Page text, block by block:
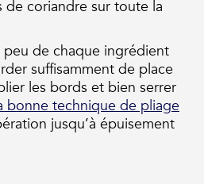
de coriandre sur toute la
de chaque ingrédient
suffisamment de place
les bords et bien serrer
bonne technique de pliage
jusqu’à épuisement